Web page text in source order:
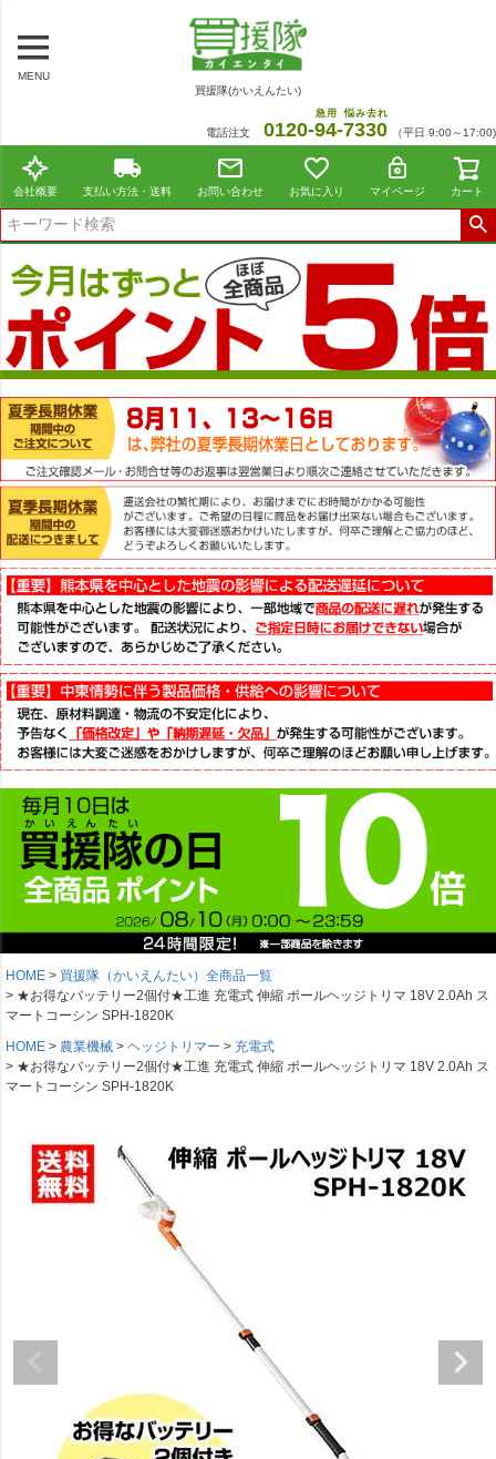
MENU
買援隊(かいえんたい)
電話注文 0120-94
急用
-7330
悩み去れ
（平日 9:00～17:00)
会社概要 支払い方法・送料 お問い合わせ お気に入り マイページ カート
HOME
買援隊（かいえんたい）全商品一覧
★お得なバッテリー2個付★工進 充電式 伸縮 ポールヘッジトリマ 18V 2.0Ah ス
マートコーシン SPH-1820K
HOME
農業機械 ヘッジトリマー
充電式
★お得なバッテリー2個付★工進 充電式 伸縮 ポールヘッジトリマ 18V 2.0Ah ス
マートコーシン SPH-1820K